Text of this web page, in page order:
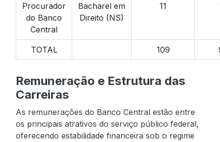
Procurador
do Banco
Central
Bacharel em
Direito (NS)
11
TOTAL 109
Remuneração e Estrutura das
Carreiras
As remunerações do Banco Central estão entre
os principais atrativos do serviço público federal,
oferecendo estabilidade financeira sob o regime